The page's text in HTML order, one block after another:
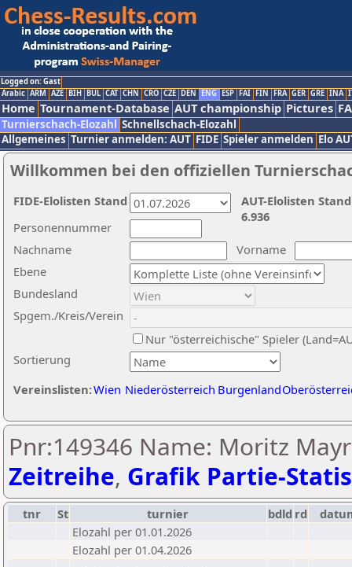
Logged on: Gast
Arabic ARM AZE BIH BUL CAT CHN CRO CZE DEN ENG ESP FAI FIN FRA GER GRE INA
Home Tournament-Database AUT championship Pictures
Turnierschach-Elozahl Schnellschach-Elozahl
Allgemeines Turnier anmelden: AUT FIDE Spieler anmelden Elo
Willkommen bei den offiziellen
Nachname
Vorname
Ebene
Sortierung
Personennummer
Bundesland
Spgem./Kreis/Verein
Nur "österreichische" Spieler
Vereinslisten:Wien Niederösterreich Burgenland
AUT-Elolisten
6.936
FIDE-Elolisten Stand
Pnr:149346 Name: Moritz
Zeitreihe, Grafik Partie-
tnr St turnier bdld rd
Elozahl per 01.01.2026
Elozahl per 01.04.2026